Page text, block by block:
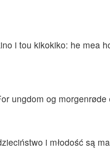
i tou kikokiko: he mea
ungdom og morgenrøde
i młodość są